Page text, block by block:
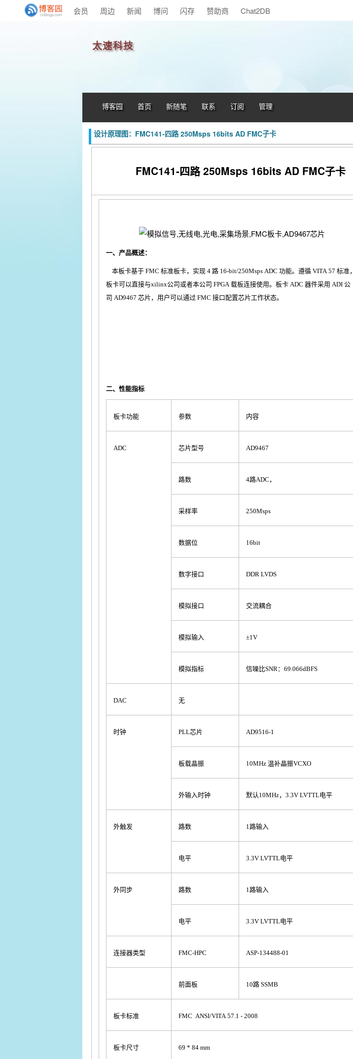
会员 周边 新闻 博问 闪存 赞助商 Chat2DB
太速科技
博客园 首页 新随笔 联系 订阅 管理
设计原理图：FMC141-四路 250Msps 16bits AD FMC子卡
FMC141-四路 250Msps 16bits AD FMC子卡
一、产品概述：
本板卡基于 FMC 标准板卡，实现 4 路 16-bit/250Msps ADC 功能。遵循 VITA 57 标准，
板卡可以直接与xilinx公司或者本公司 FPGA 载板连接使用。板卡 ADC 器件采用 ADI 公
司 AD9467 芯片，用户可以通过 FMC 接口配置芯片工作状态。
二、性能指标
板卡功能 参数 内容
ADC 芯片型号 AD9467
路数 4路ADC，
采样率 250Msps
数据位 16bit
数字接口 DDR LVDS
模拟接口 交流耦合
模拟输入 ±1V
模拟指标 信噪比SNR：69.066dBFS
DAC 无
时钟 PLL芯片 AD9516-1
板载晶振 10MHz 温补晶振VCXO
外输入时钟 默认10MHz，3.3V LVTTL电平
外触发 路数 1路输入
电平 3.3V LVTTL电平
外同步 路数 1路输入
电平 3.3V LVTTL电平
连接器类型 FMC-HPC ASP-134488-01
前面板 10路 SSMB
板卡标准 FMC ANSI/VITA 57.1 - 2008
板卡尺寸 69 * 84 mm